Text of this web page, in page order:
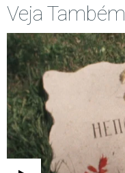
Veja Também